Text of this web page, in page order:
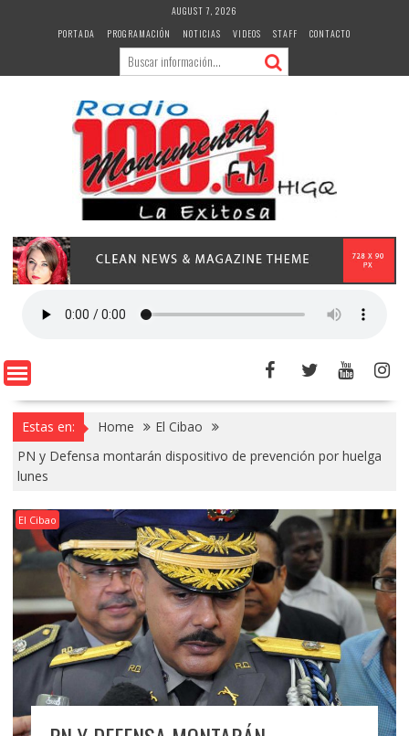
AUGUST 7, 2026
PORTADA
PROGRAMACIÓN NOTICIAS VIDEOS STAFF CONTACTO
Estas en: Home
El Cibao
PN y Defensa montarán dispositivo de prevención por huelga
lunes
El Cibao